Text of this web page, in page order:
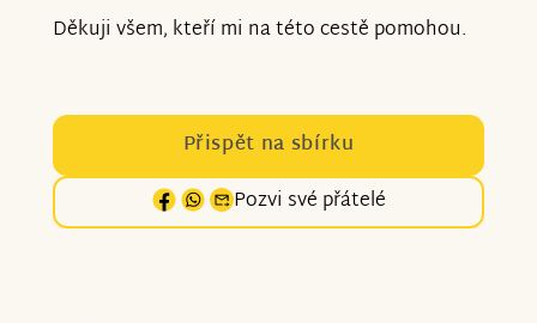
Děkuji všem, kteří mi na této cestě pomohou.
Přispět na sbírku
Pozvi své přátelé